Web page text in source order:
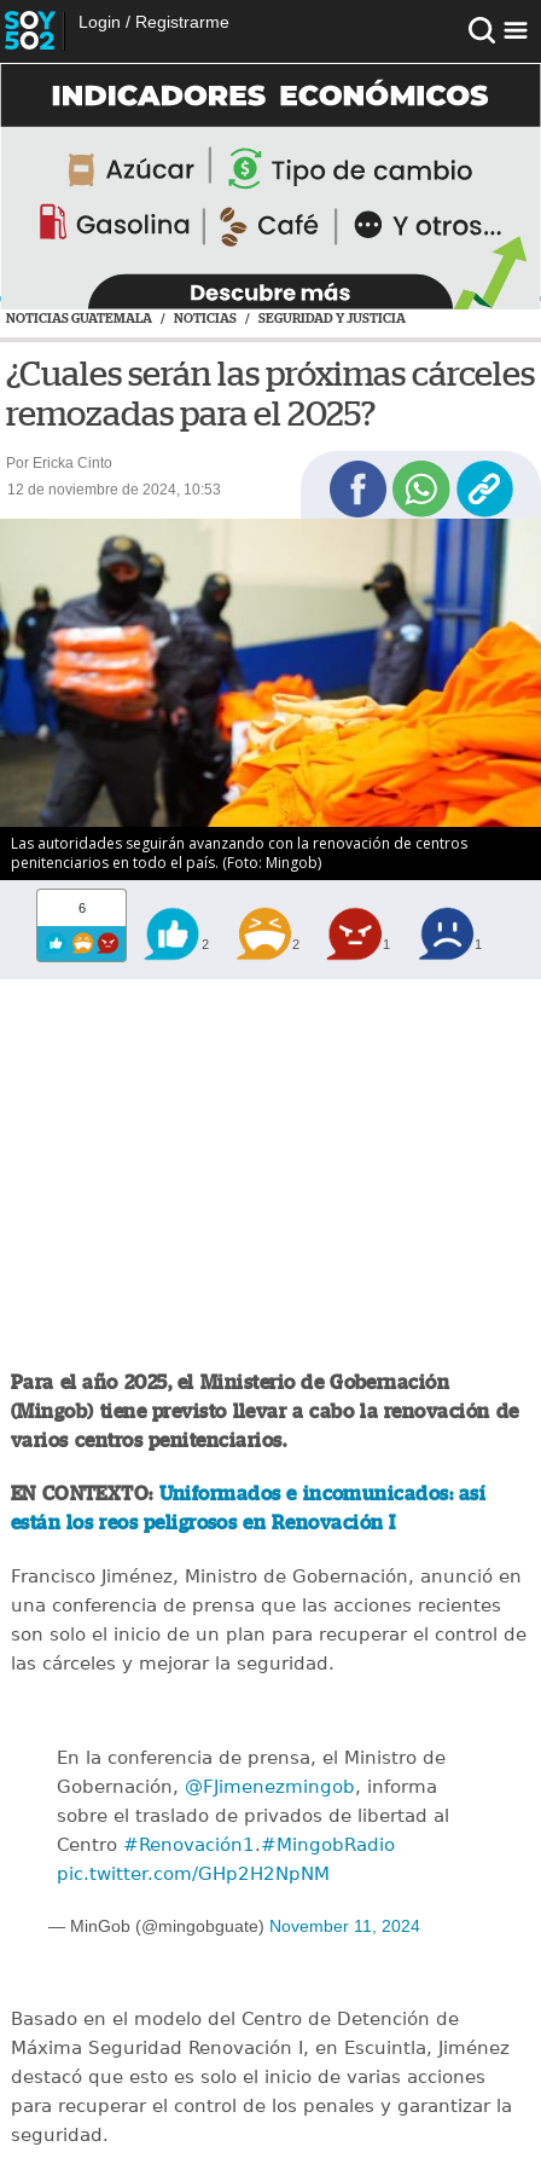
Login / Registrarme
NOTICIAS GUATEMALA / NOTICIAS / SEGURIDAD Y JUSTICIA
¿Cuales serán las próximas cárceles
remozadas para el 2025?
Por Ericka Cinto
12 de noviembre de 2024, 10:53
Las autoridades seguirán avanzando con la renovación de centros
penitenciarios en todo el país. (Foto: Mingob)
6
2 2 1 1
Para el año 2025, el Ministerio de Gobernación
(Mingob) tiene previsto llevar a cabo la renovación de
varios centros penitenciarios.
EN CONTEXTO: Uniformados e incomunicados: así
están los reos peligrosos en Renovación I
Francisco Jiménez, Ministro de Gobernación, anunció en
una conferencia de prensa que las acciones recientes
son solo el inicio de un plan para recuperar el control de
las cárceles y mejorar la seguridad.
En la conferencia de prensa, el Ministro de
Gobernación, @FJimenezmingob, informa
sobre el traslado de privados de libertad al
Centro #Renovación1.#MingobRadio
pic.twitter.com/GHp2H2NpNM
— MinGob (@mingobguate) November 11, 2024
Basado en el modelo del Centro de Detención de
Máxima Seguridad Renovación I, en Escuintla, Jiménez
destacó que esto es solo el inicio de varias acciones
para recuperar el control de los penales y garantizar la
seguridad.